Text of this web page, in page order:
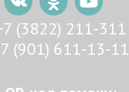
(3822) 211-311
(901) 611-13-11